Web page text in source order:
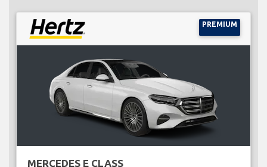
PREMIUM
MERCEDES E CLASS